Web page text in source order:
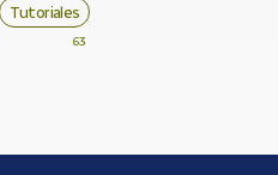
Tutoriales
63